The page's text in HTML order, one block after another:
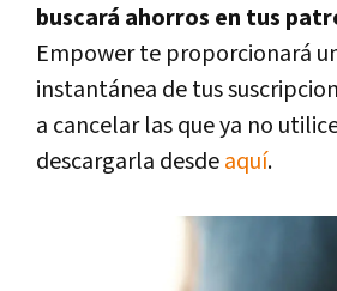
buscará ahorros en tus
Empower te proporcionará
instantánea de tus
a cancelar las que ya no
descargarla desdeaquí.